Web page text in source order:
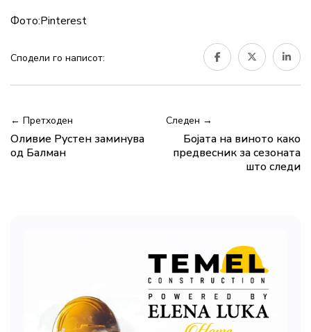
Фото:Pinterest
Сподели го написот:
← Претходен
Оливие Рустен заминува
од Балман
Следен →
Бојата на виното како
предвесник за сезоната
што следи